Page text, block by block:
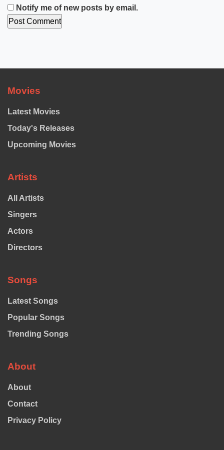
Notify me of new posts by email.
Movies
Latest Movies
Today's Releases
Upcoming Movies
Artists
All Artists
Singers
Actors
Directors
Songs
Latest Songs
Popular Songs
Trending Songs
About
About
Contact
Privacy Policy